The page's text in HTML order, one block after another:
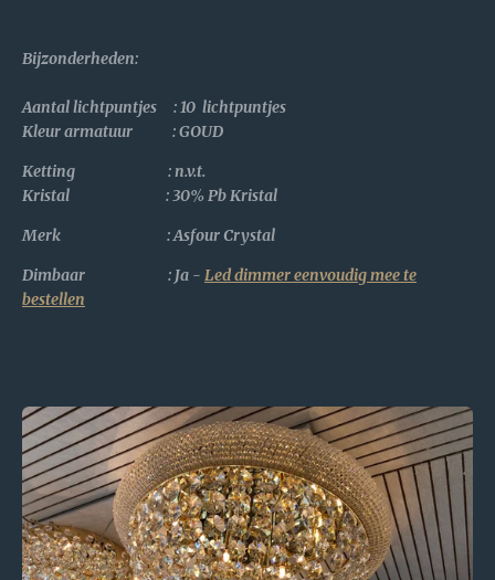
Bijzonderheden:
Aantal lichtpuntjes : 10 lichtpuntjes
Kleur armatuur : GOUD
Ketting : n.v.t.
Kristal : 30% Pb Kristal
Merk : Asfour Crystal
Dimbaar : Ja - Led dimmer eenvoudig mee te
bestellen